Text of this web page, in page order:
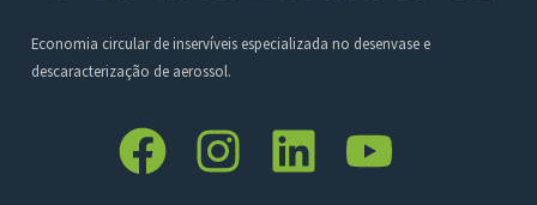
Economia circular de inservíveis especializada no desenvase e
descaracterização de aerossol.